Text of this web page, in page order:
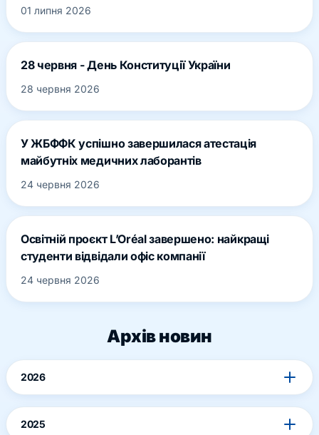
01 липня 2026
28 червня - День Конституції України
28 червня 2026
У ЖБФФК успішно завершилася атестація
майбутніх медичних лаборантів
24 червня 2026
Освітній проєкт L’Oréal завершено: найкращі
студенти відвідали офіс компанії
24 червня 2026
Архів новин
2026
2025